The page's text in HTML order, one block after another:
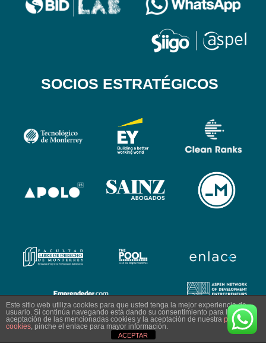
SOCIOS ESTRATÉGICOS
Copyright ASEM. Todos los derechos reservados.
Este sitio web utiliza cookies para que usted tenga la mejor experiencia de
usuario. Si continúa navegando está dando su consentimiento para la
aceptación de las mencionadas cookies y la aceptación de nuestra política de
cookies, pinche el enlace para mayor información.
ACEPTAR